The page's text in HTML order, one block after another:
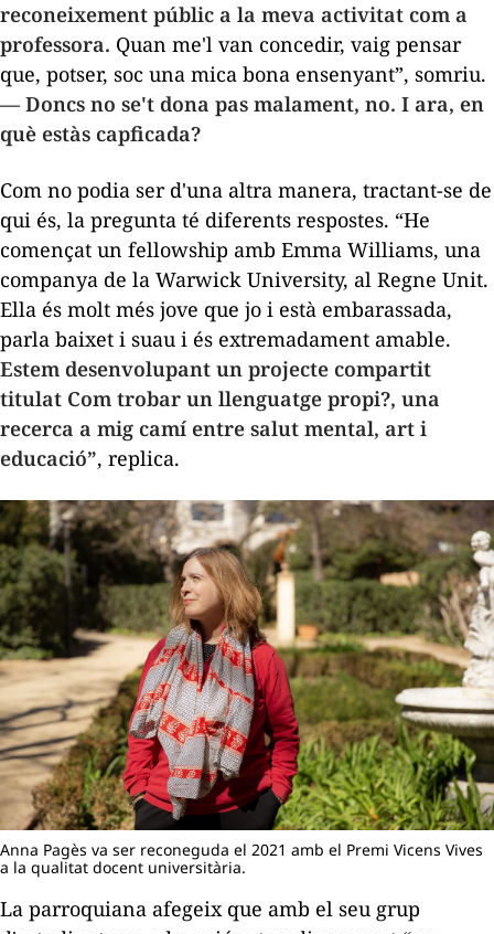
reconeixement públic a la meva activitat com a
professora. Quan me'l van concedir, vaig pensar
que, potser, soc una mica bona ensenyant”, somriu.
— Doncs no se't dona pas malament, no. I ara, en
què estàs capficada?
Com no podia ser d'una altra manera, tractant-se de
qui és, la pregunta té diferents respostes. “He
començat un fellowship amb Emma Williams, una
companya de la Warwick University, al Regne Unit.
Ella és molt més jove que jo i està embarassada,
parla baixet i suau i és extremadament amable.
Estem desenvolupant un projecte compartit
titulat Com trobar un llenguatge propi?, una
recerca a mig camí entre salut mental, art i
educació”, replica.
Anna Pagès va ser reconeguda el 2021 amb el Premi Vicens Vives
a la qualitat docent universitària.
La parroquiana afegeix que amb el seu grup